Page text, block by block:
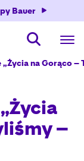
Bauer
na Gorąco –
–